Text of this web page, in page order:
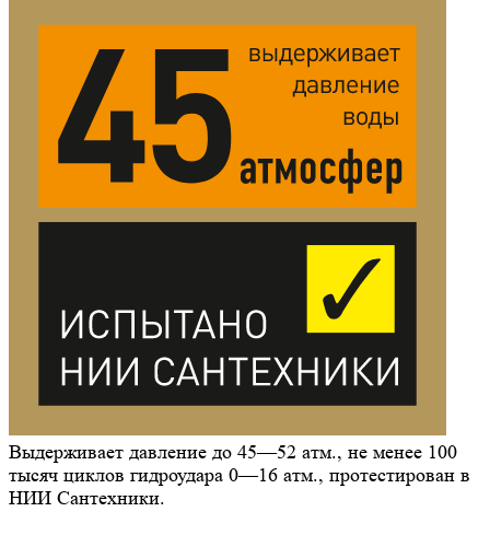
Выдерживает давление до 45—52 атм., не менее 100
тысяч циклов гидроудара 0—16 атм., протестирован в
НИИ Сантехники.